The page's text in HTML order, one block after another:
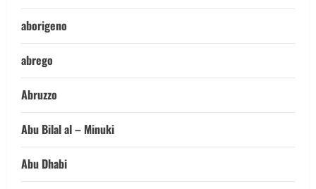
aborigeno
abrego
Abruzzo
Abu Bilal al – Minuki
Abu Dhabi